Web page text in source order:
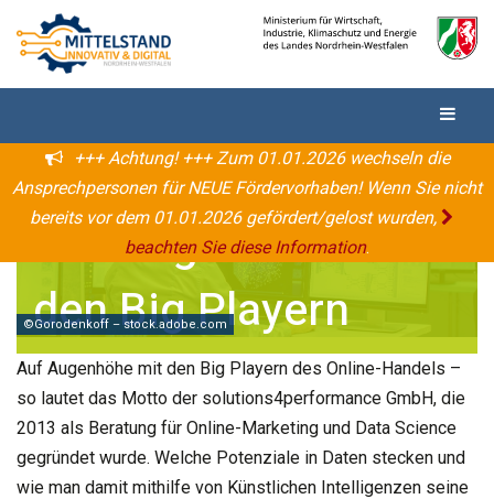
+++ Achtung! +++ Zum 01.01.2026 wechseln die
Ansprechpersonen für NEUE Fördervorhaben! Wenn Sie nicht
bereits vor dem 01.01.2026 gefördert/gelost wurden,
beachten Sie diese Information.
Auf Augenhöhe mit
den Big Playern
©Gorodenkoff – stock.adobe.com
Auf Augenhöhe mit den Big Playern des Online-Handels –
so lautet das Motto der solutions4performance GmbH, die
2013 als Beratung für Online-Marketing und Data Science
gegründet wurde. Welche Potenziale in Daten stecken und
wie man damit mithilfe von Künstlichen Intelligenzen seine